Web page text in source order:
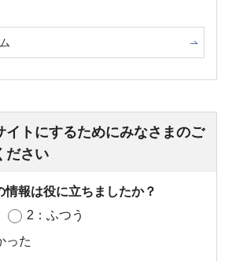
イトにするためにみなさまのご
ださい
報は役に立ちましたか？
2：ふつう
った